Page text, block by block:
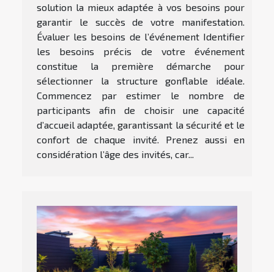
solution la mieux adaptée à vos besoins pour
garantir le succès de votre manifestation.
Évaluer les besoins de l’événement Identifier
les besoins précis de votre événement
constitue la première démarche pour
sélectionner la structure gonflable idéale.
Commencez par estimer le nombre de
participants afin de choisir une capacité
d’accueil adaptée, garantissant la sécurité et le
confort de chaque invité. Prenez aussi en
considération l’âge des invités, car...